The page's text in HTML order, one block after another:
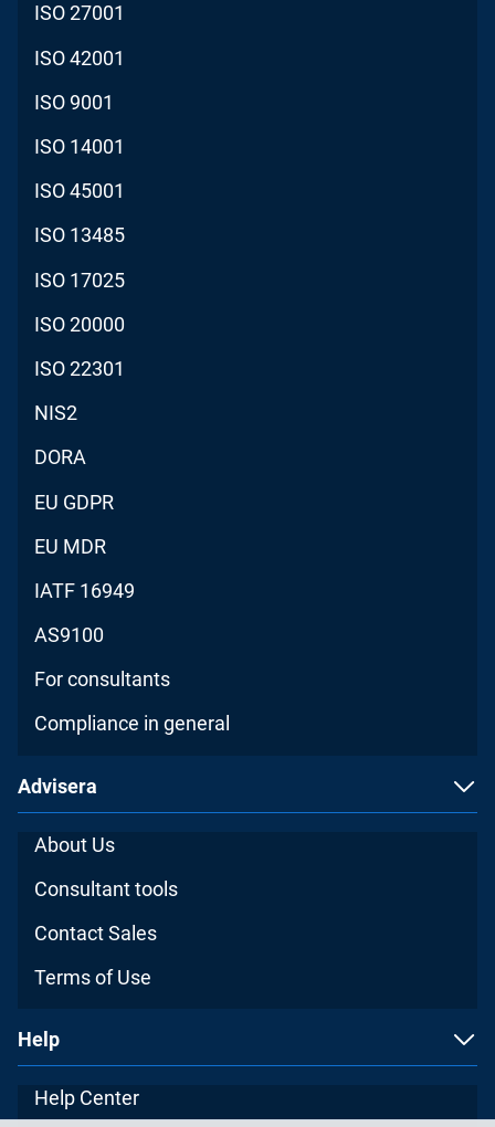
ISO 27001
ISO 42001
ISO 9001
ISO 14001
ISO 45001
ISO 13485
ISO 17025
ISO 20000
ISO 22301
NIS2
DORA
EU GDPR
EU MDR
IATF 16949
AS9100
For consultants
Compliance in general
Advisera
About Us
Consultant tools
Contact Sales
Terms of Use
Help
Help Center